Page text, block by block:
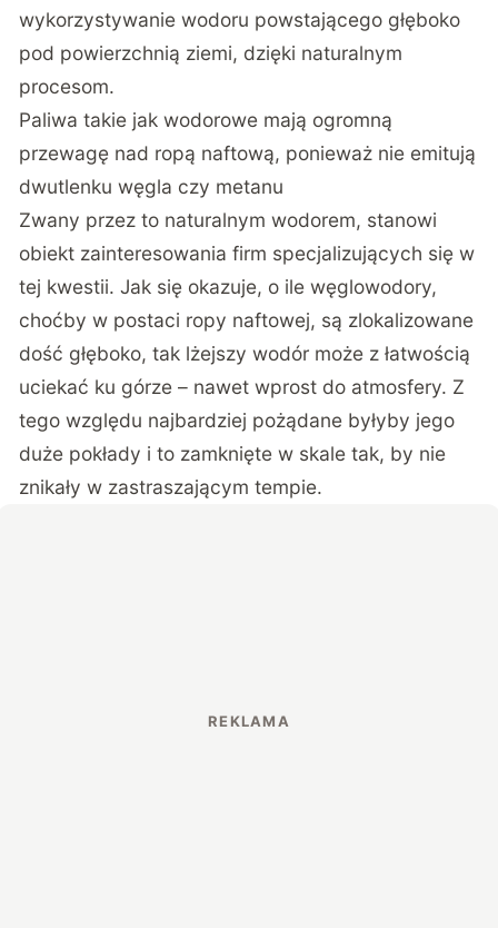
wykorzystywanie wodoru powstającego głęboko
pod powierzchnią ziemi, dzięki naturalnym
procesom.
Paliwa takie jak wodorowe mają ogromną
przewagę nad ropą naftową, ponieważ nie emitują
dwutlenku węgla czy metanu
Zwany przez to naturalnym wodorem, stanowi
obiekt zainteresowania firm specjalizujących się w
tej kwestii. Jak się okazuje, o ile węglowodory,
choćby w postaci ropy naftowej, są zlokalizowane
dość głęboko, tak lżejszy wodór może z łatwością
uciekać ku górze – nawet wprost do atmosfery. Z
tego względu najbardziej pożądane byłyby jego
duże pokłady i to zamknięte w skale tak, by nie
znikały w zastraszającym tempie.